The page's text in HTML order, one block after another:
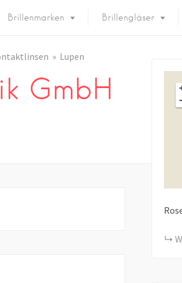
Brillenmarken Brillengläser
Lupen
GmbH